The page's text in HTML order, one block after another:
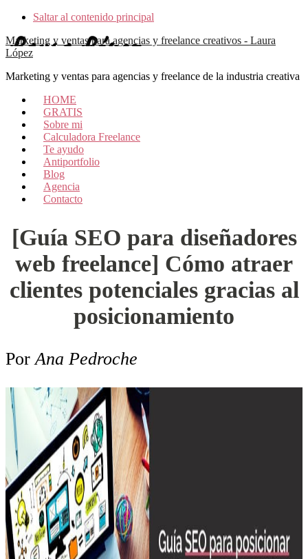
Saltar al contenido principal
Marketing y ventas para agencias y freelance creativos - Laura
López
Marketing y ventas para agencias y freelance de la industria creativa
HOME
GRATIS
Sobre mi
Calculadora Freelance
Te ayudo
Antiportfolio
Blog
Agencia
Contacto
[Guía SEO para diseñadores
web freelance] Cómo atraer
clientes potenciales gracias al
posicionamiento
PorAna Pedroche